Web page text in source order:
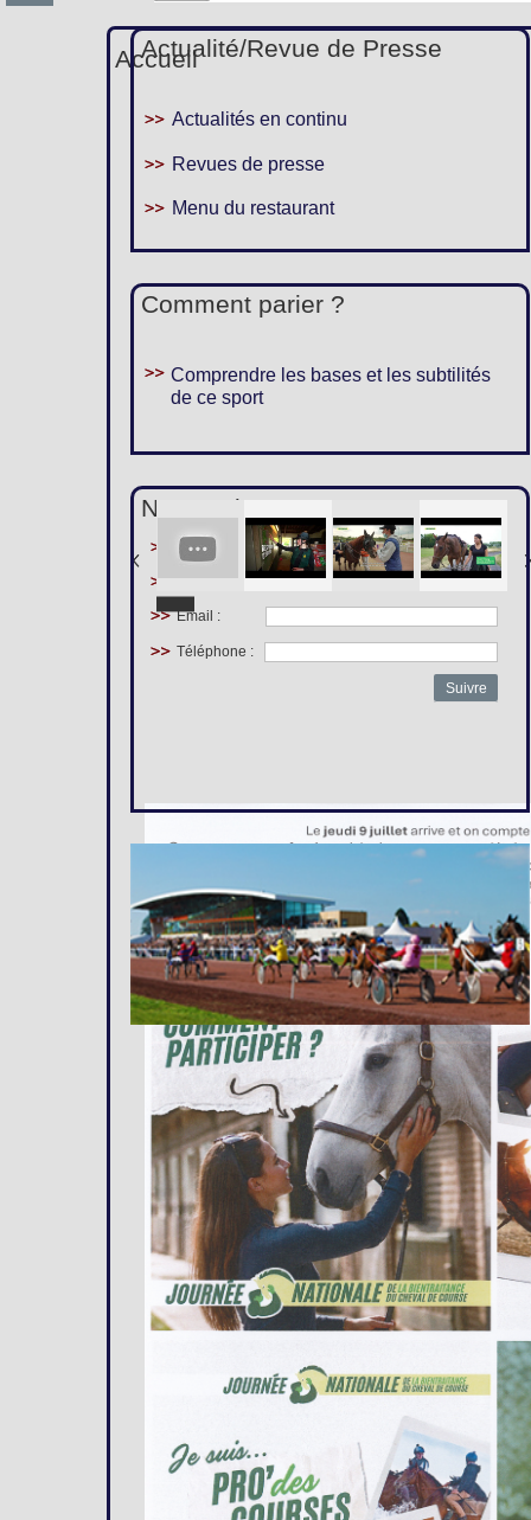
Accueil
Actualité/Revue de Presse
Actualités en continu
Revues de presse
Menu du restaurant
Comment parier ?
Comprendre les bases et les subtilités
de ce sport
Nous suivre :
Prénom :
Nom :
Email :
Téléphone :
Suivre